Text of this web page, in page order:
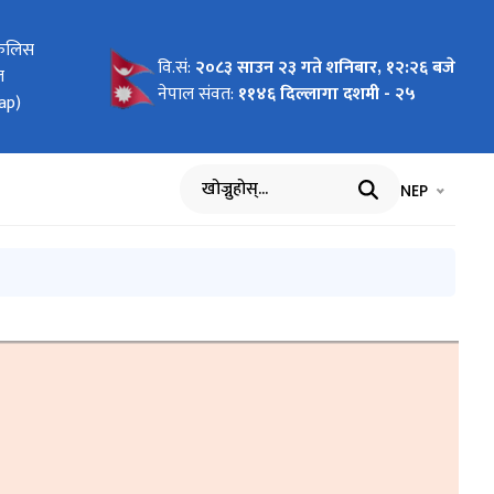
०८३
बाट
वि.सं: २०८३ साउन २३ गते शनिबार, १२:२६ बजे
नेपाल संवत: ११४६ दिल्लागा दशमी - २५
खोज्नुहोस् भाषा चयन
NEP
(National Roadmap)